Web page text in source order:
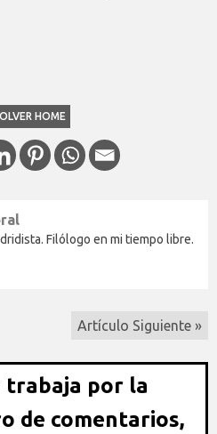
HOME
Filólogo en mi tiempo libre.
Artículo Siguiente »
trabaja por la
de comentarios,